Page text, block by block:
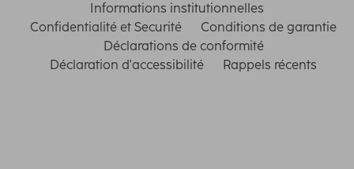
Informations institutionnelles
Confidentialité et Securité
Conditions de garantie
Déclarations de conformité
Déclaration d'accessibilité
Rappels récents